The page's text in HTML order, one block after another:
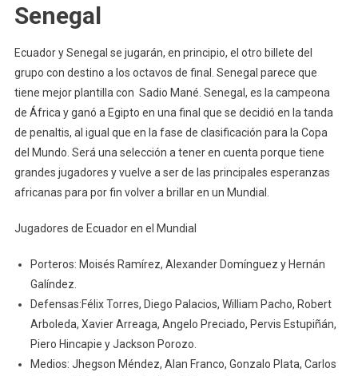
Senegal
Ecuador y Senegal se jugarán, en principio, el otro billete del
grupo con destino a los octavos de final. Senegal parece que
tiene mejor plantilla con Sadio Mané. Senegal, es la campeona
de África y ganó a Egipto en una final que se decidió en la tanda
de penaltis, al igual que en la fase de clasificación para la Copa
del Mundo. Será una selección a tener en cuenta porque tiene
grandes jugadores y vuelve a ser de las principales esperanzas
africanas para por fin volver a brillar en un Mundial.
Jugadores de Ecuador en el Mundial
Porteros: Moisés Ramírez, Alexander Domínguez y Hernán
Galíndez.
Defensas:Félix Torres, Diego Palacios, William Pacho, Robert
Arboleda, Xavier Arreaga, Angelo Preciado, Pervis Estupiñán,
Piero Hincapie y Jackson Porozo.
Medios: Jhegson Méndez, Alan Franco, Gonzalo Plata, Carlos